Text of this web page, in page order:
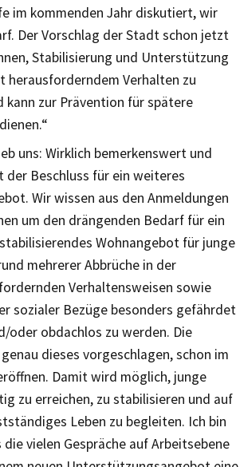
im kommenden Jahr diskutiert, wir
Der Vorschlag der Stadt schon jetzt
Stabilisierung und Unterstützung
herausforderndem Verhalten zu
kann zur Prävention für spätere
uns: Wirklich bemerkenswert und
Beschluss für ein weiteres
Wir wissen aus den Anmeldungen
um den drängenden Bedarf für ein
Wohnangebot für junge
mehrerer Abbrüche in der
Verhaltensweisen sowie
sozialer Bezüge besonders gefährdet
oder obdachlos zu werden. Die
dieses vorgeschlagen, schon im
Damit wird möglich, junge
zu erreichen, zu stabilisieren und auf
Leben zu begleiten. Ich bin
vielen Gespräche auf Arbeitsebene